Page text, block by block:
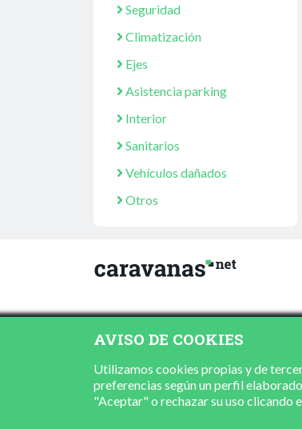
Seguridad
Climatización
Ejes
Asistencia parking
Interior
Sanitarios
Vehículos dañados
Otros
AVISO DE COOKIES
Utilizamos cookies propias y de
preferencias según un perfil
"Aceptar" o rechazar su uso clicando